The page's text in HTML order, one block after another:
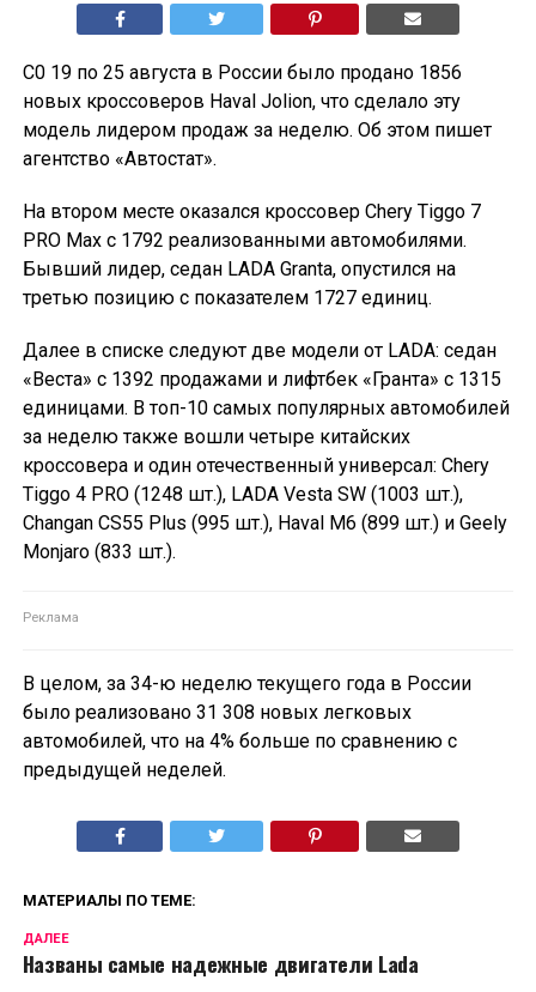
C0 19 по 25 августа в России было продано 1856
новых кроссоверов Haval Jolion, что сделало эту
модель лидером продаж за неделю. Об этом пишет
агентство «Автостат».
На втором месте оказался кроссовер Chery Tiggo 7
PRO Max с 1792 реализованными автомобилями.
Бывший лидер, седан LADA Granta, опустился на
третью позицию с показателем 1727 единиц.
Далее в списке следуют две модели от LADA: седан
«Веста» с 1392 продажами и лифтбек «Гранта» с 1315
единицами. В топ-10 самых популярных автомобилей
за неделю также вошли четыре китайских
кроссовера и один отечественный универсал: Chery
Tiggo 4 PRO (1248 шт.), LADA Vesta SW (1003 шт.),
Changan CS55 Plus (995 шт.), Haval M6 (899 шт.) и Geely
Monjaro (833 шт.).
В целом, за 34-ю неделю текущего года в России
было реализовано 31 308 новых легковых
автомобилей, что на 4% больше по сравнению с
предыдущей неделей.
МАТЕРИАЛЫ ПО ТЕМЕ:
ДАЛЕЕ
Названы самые надежные двигатели Lada